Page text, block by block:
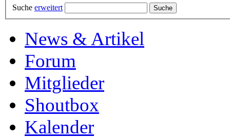
Suche erweitert
News & Artikel
Forum
Mitglieder
Shoutbox
Kalender